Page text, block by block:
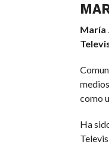
María
como
Ha